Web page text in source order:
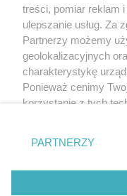
treści, pomiar reklam
ulepszanie usług. Za
Partnerzy możemy
geolokalizacyjnych
charakterystykę
Ponieważ cenimy
korzystanie z tych
zmienić/wycofać
znajdujący się w
rodzaje
użytkownika, ale
PARTNERZY